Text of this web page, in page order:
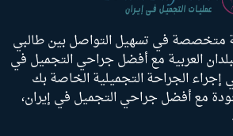
متخصصة في تسهيل التواصل بين طالبي
العربية مع أفضل جراحي التجميل في
إجراء الجراحة التجميلية الخاصة بك
مع أفضل جراحي التجميل في إيران،